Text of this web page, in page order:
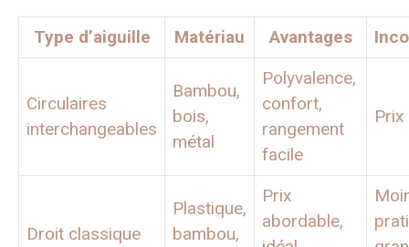
Type d’aiguille Matériau Avantages
Circulaires
interchangeables
Bambou,
bois,
métal
Polyvalence,
confort,
rangement
facile
Prix
Droit classique
Plastique,
bambou,
Prix
abordable,